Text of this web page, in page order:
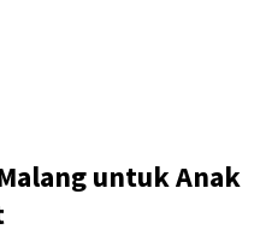
untuk Anak